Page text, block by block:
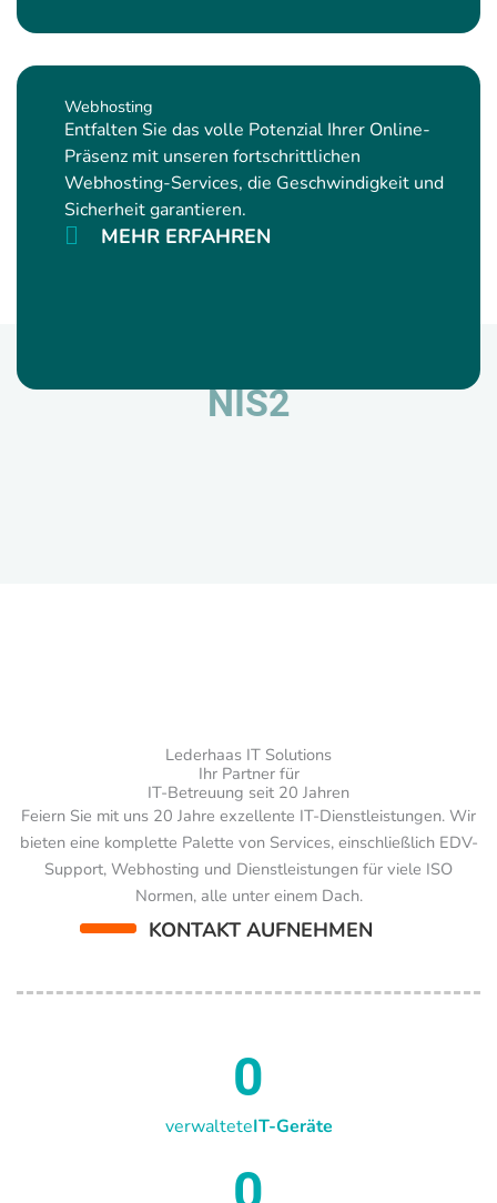
Webhosting
Entfalten Sie das volle Potenzial Ihrer Online-
Präsenz mit unseren fortschrittlichen
Webhosting-Services, die Geschwindigkeit und
Sicherheit garantieren.
MEHR ERFAHREN
NIS2
Lederhaas IT Solutions
Ihr Partner für
IT-Betreuung seit 20 Jahren
Feiern Sie mit uns 20 Jahre exzellente IT-Dienstleistungen. Wir
bieten eine komplette Palette von Services, einschließlich EDV-
Support, Webhosting und Dienstleistungen für viele ISO
Normen, alle unter einem Dach.
KONTAKT AUFNEHMEN
verwalteteIT-Geräte
0